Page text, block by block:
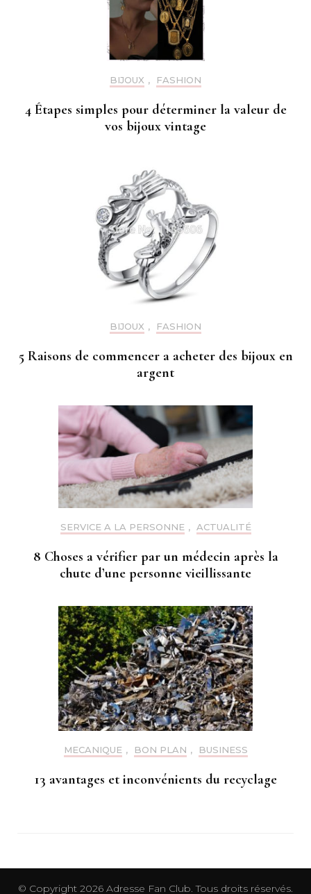
BIJOUX , FASHION
4 Étapes simples pour déterminer la valeur de
vos bijoux vintage
BIJOUX , FASHION
5 Raisons de commencer a acheter des bijoux en
argent
SERVICE A LA PERSONNE , ACTUALITÉ
8 Choses a vérifier par un médecin après la
chute d’une personne vieillissante
MECANIQUE , BON PLAN , BUSINESS
13 avantages et inconvénients du recyclage
© Copyright 2026 Adresse Fan Club. Tous droits réservés.